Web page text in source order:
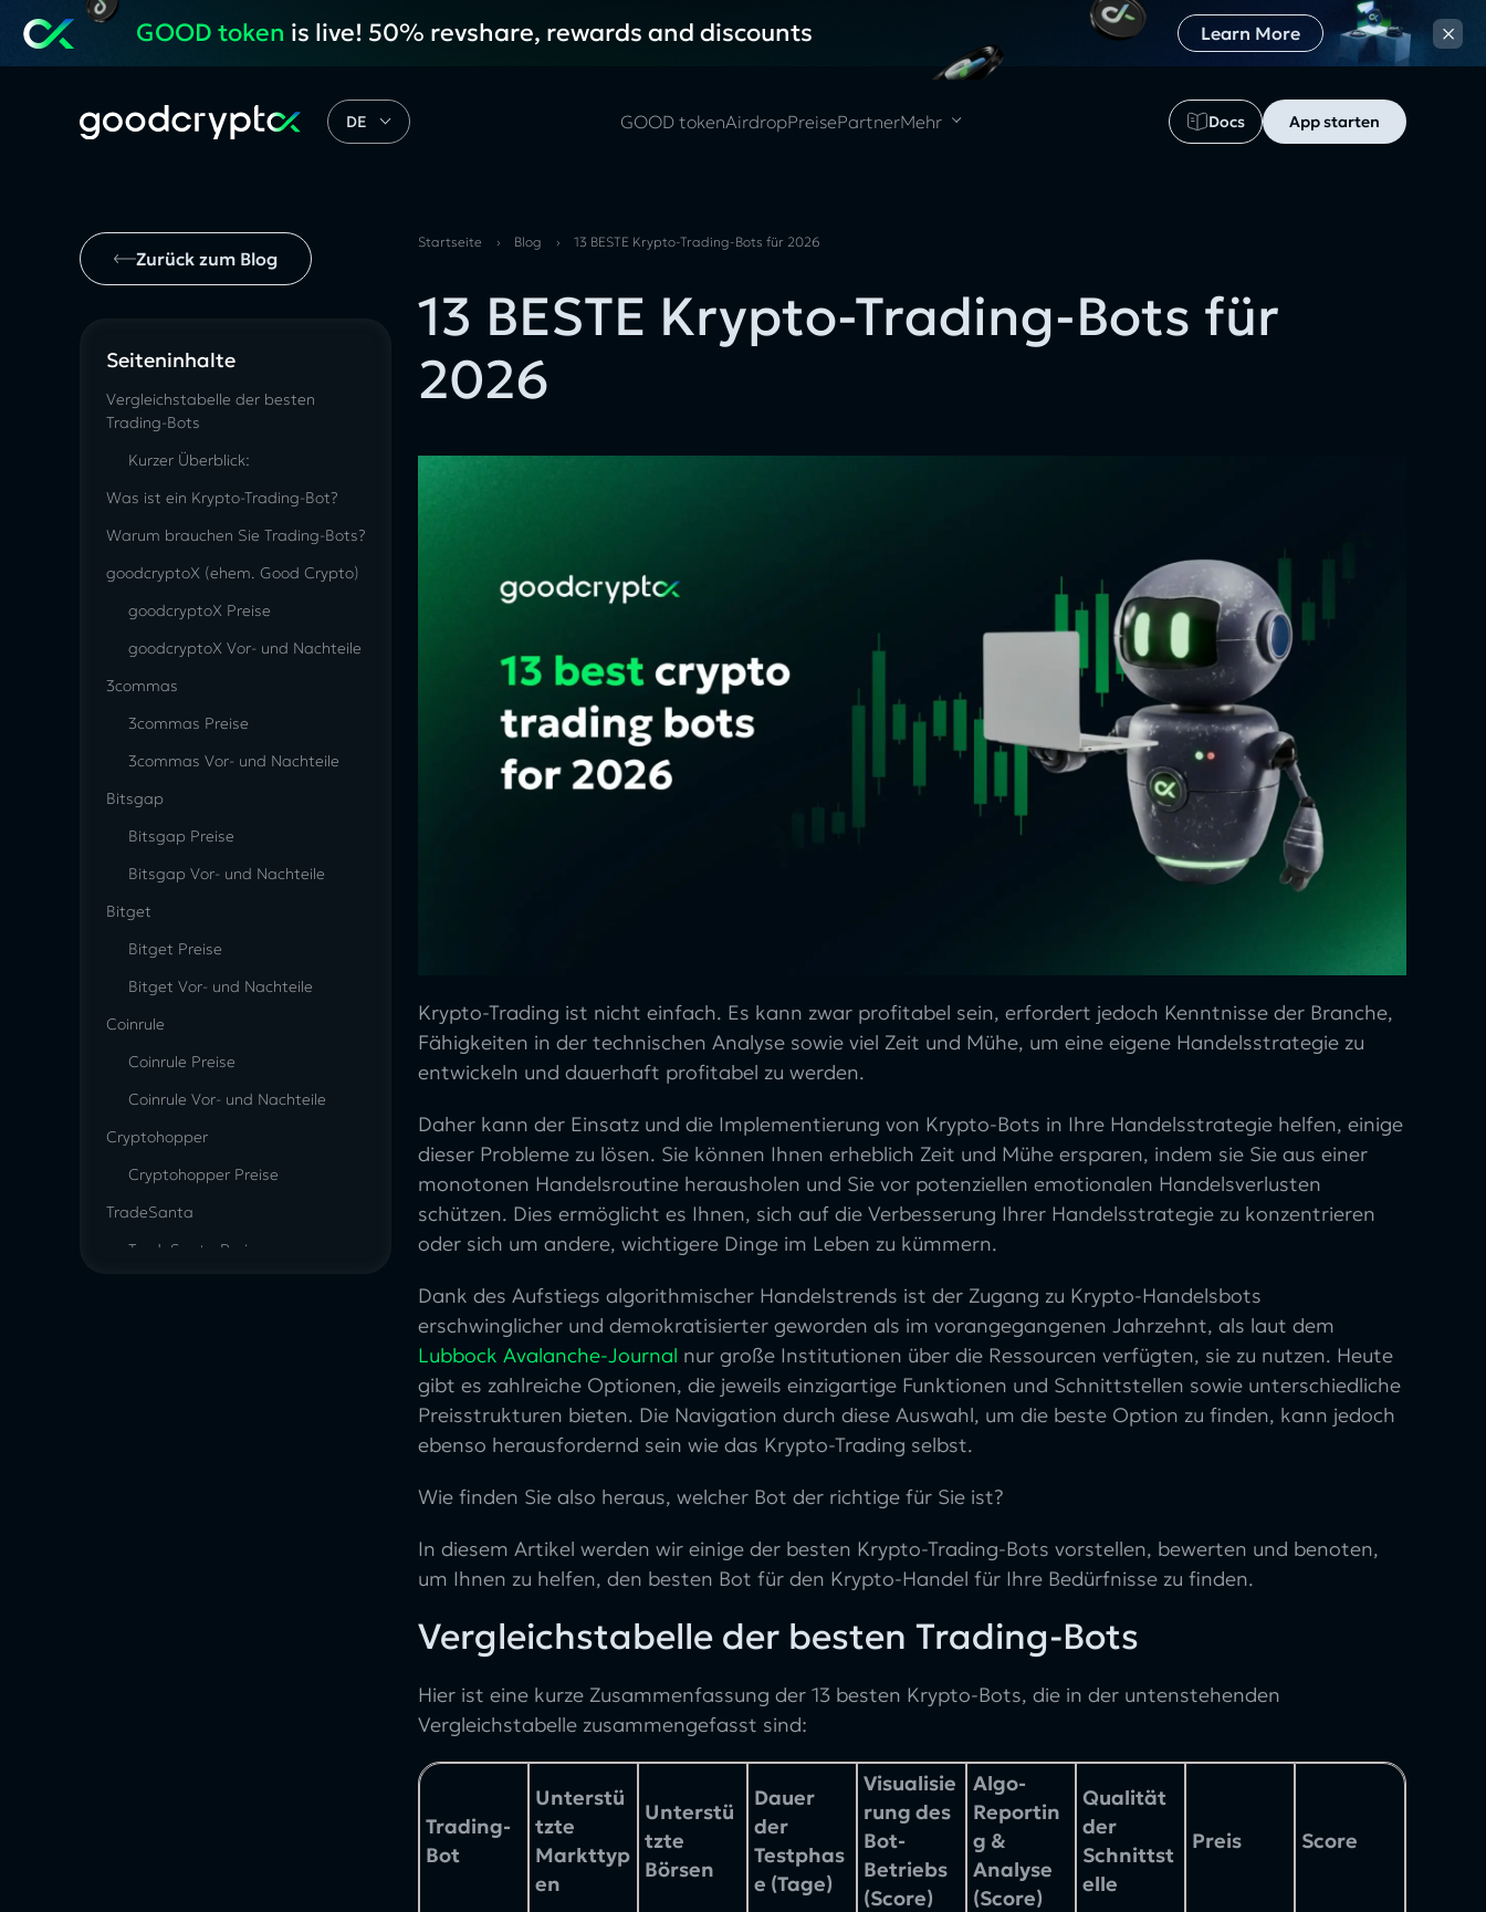
GOOD token is live! 50% revshare, rewards and discounts Learn More ×
DE GOOD tokenAirdropPreisePartnerMehr Docs App starten
Zurück zum Blog
Seiteninhalte
Vergleichstabelle der besten
Trading-Bots
Kurzer Überblick:
Was ist ein Krypto-Trading-Bot?
Warum brauchen Sie Trading-Bots?
goodcryptoX (ehem. Good Crypto)
goodcryptoX Preise
goodcryptoX Vor- und Nachteile
3commas
3commas Preise
3commas Vor- und Nachteile
Bitsgap
Bitsgap Preise
Bitsgap Vor- und Nachteile
Bitget
Bitget Preise
Bitget Vor- und Nachteile
Coinrule
Coinrule Preise
Coinrule Vor- und Nachteile
Cryptohopper
Cryptohopper Preise
TradeSanta
TradeSanta Preise
Startseite › Blog › 13 BESTE Krypto-Trading-Bots für 2026
13 BESTE Krypto-Trading-Bots für
2026
Krypto-Trading ist nicht einfach. Es kann zwar profitabel sein, erfordert jedoch Kenntnisse der Branche,
Fähigkeiten in der technischen Analyse sowie viel Zeit und Mühe, um eine eigene Handelsstrategie zu
entwickeln und dauerhaft profitabel zu werden.
Daher kann der Einsatz und die Implementierung von Krypto-Bots in Ihre Handelsstrategie helfen, einige
dieser Probleme zu lösen. Sie können Ihnen erheblich Zeit und Mühe ersparen, indem sie Sie aus einer
monotonen Handelsroutine herausholen und Sie vor potenziellen emotionalen Handelsverlusten
schützen. Dies ermöglicht es Ihnen, sich auf die Verbesserung Ihrer Handelsstrategie zu konzentrieren
oder sich um andere, wichtigere Dinge im Leben zu kümmern.
Dank des Aufstiegs algorithmischer Handelstrends ist der Zugang zu Krypto-Handelsbots
erschwinglicher und demokratisierter geworden als im vorangegangenen Jahrzehnt, als laut dem
Lubbock Avalanche-Journal nur große Institutionen über die Ressourcen verfügten, sie zu nutzen. Heute
gibt es zahlreiche Optionen, die jeweils einzigartige Funktionen und Schnittstellen sowie unterschiedliche
Preisstrukturen bieten. Die Navigation durch diese Auswahl, um die beste Option zu finden, kann jedoch
ebenso herausfordernd sein wie das Krypto-Trading selbst.
Wie finden Sie also heraus, welcher Bot der richtige für Sie ist?
In diesem Artikel werden wir einige der besten Krypto-Trading-Bots vorstellen, bewerten und benoten,
um Ihnen zu helfen, den besten Bot für den Krypto-Handel für Ihre Bedürfnisse zu finden.
Vergleichstabelle der besten Trading-Bots
Hier ist eine kurze Zusammenfassung der 13 besten Krypto-Bots, die in der untenstehenden
Vergleichstabelle zusammengefasst sind:
Trading-
Bot
Unterstü
tzte
Markttyp
en
Unterstü
tzte
Börsen
Dauer
der
Testphas
e (Tage)
Visualisie
rung des
Bot-
Betriebs
(Score)
Algo-
Reportin
g &
Analyse
(Score)
Qualität
der
Schnittst
elle
Preis Score